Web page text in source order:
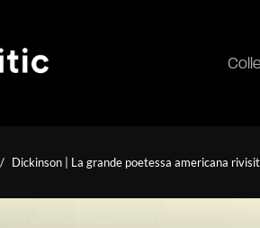
Dickinson | La grande poetessa americana